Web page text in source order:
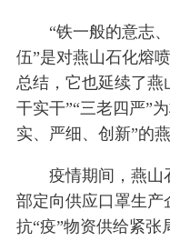
“铁一般的意志
伍”是对燕山石化熔
总结，它也延续了燕
干实干”“三老四严”
实、严细、创新”的
疫情期间，燕山
部定向供应口罩生产
抗“疫”物资供给紧张